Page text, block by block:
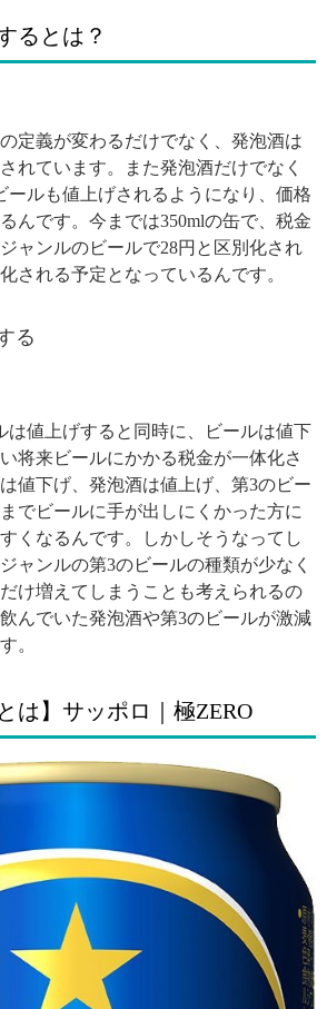
るとは？
12/1f6c12ecd979decfb66942814221e238.jpg
定義が変わるだけでなく、発泡酒は
れています。また発泡酒だけでなく
ールも値上げされるようになり、価格
んです。今までは350mlの缶で、税金
ャンルのビールで28円と区別化され
される予定となっているんです。
る
6a/065f6aadafa17fd89b8131b061c8bae7.jpg
は値上げすると同時に、ビールは値下
将来ビールにかかる税金が一体化さ
値下げ、発泡酒は値上げ、第3のビー
でビールに手が出しにくかった方に
くなるんです。しかしそうなってし
ャンルの第3のビールの種類が少なく
け増えてしまうことも考えられるの
んでいた発泡酒や第3のビールが激減
。
は】サッポロ｜極ZERO